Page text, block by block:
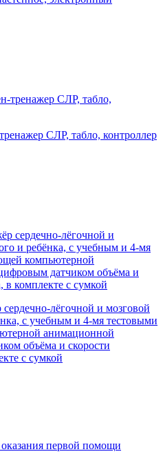
СЛР, табло, контроллер
лёгочной и мозговой
с учебным и 4-мя тестовыми
анимационной
объёма и скорости
с сумкой